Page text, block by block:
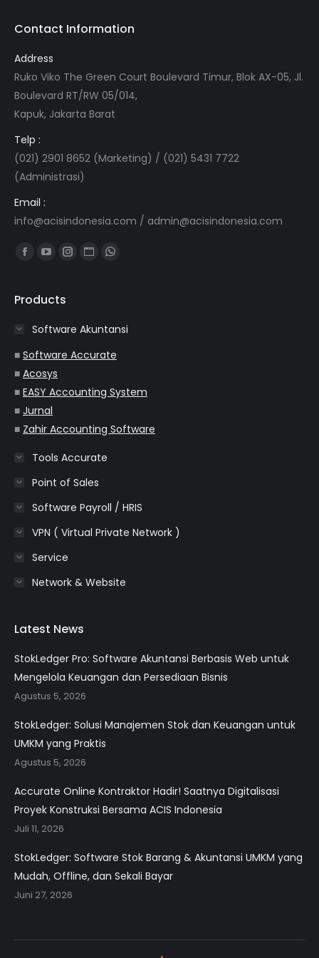
Contact Information
Address
Ruko Viko The Green Court Boulevard Timur, Blok AX-05, Jl.
Boulevard RT/RW 05/014,
Kapuk, Jakarta Barat
Telp :
(021) 2901 8652 (Marketing) / (021) 5431 7722
(Administrasi)
Email :
info@acisindonesia.com / admin@acisindonesia.com
Find us on:
Facebook
opens
new
window
YouTube
opens
new
window
Instagram
new
window
Website
new
window
Whatsapp
new
window
Products
Software Akuntansi
■ Software Accurate
■ Acosys
■ EASY Accounting System
■ Jurnal
■ Zahir Accounting Software
Tools Accurate
Point of Sales
Software Payroll / HRIS
VPN ( Virtual Private Network )
Service
Network & Website
Latest News
StokLedger Pro: Software Akuntansi Berbasis Web untuk
Mengelola Keuangan dan Persediaan Bisnis
Agustus 5, 2026
StokLedger: Solusi Manajemen Stok dan Keuangan untuk
UMKM yang Praktis
Agustus 5, 2026
Accurate Online Kontraktor Hadir! Saatnya Digitalisasi
Proyek Konstruksi Bersama ACIS Indonesia
Juli 11, 2026
StokLedger: Software Stok Barang & Akuntansi UMKM yang
Mudah, Offline, dan Sekali Bayar
Juni 27, 2026